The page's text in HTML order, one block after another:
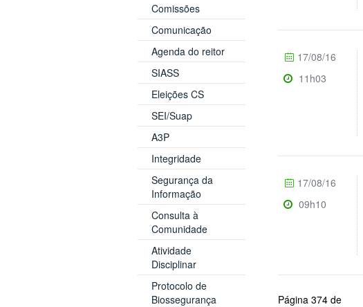
Comissões
Comunicação
Agenda do reitor
SIASS
Eleições CS
SEI/Suap
A3P
Integridade
Segurança da
Informação
Consulta à
Comunidade
Atividade
Disciplinar
Protocolo de
Biossegurança
17/08/16
11h03
17/08/16
09h10
Página 374 de